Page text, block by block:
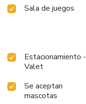
Sala de juegos
Estacionamiento -
Valet
Se aceptan
mascotas